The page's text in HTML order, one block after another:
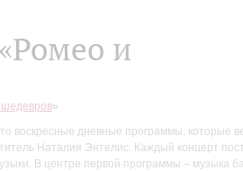
и
»
воскресные дневные программы, которые
Наталия Энтелис. Каждый концерт
В центре первой программы – музыка